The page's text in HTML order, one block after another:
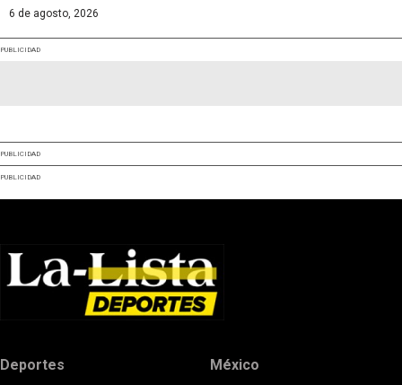
6 de agosto, 2026
PUBLICIDAD
PUBLICIDAD
PUBLICIDAD
Deportes México